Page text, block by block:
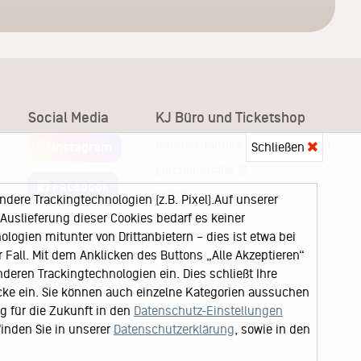
Social Media
Facebook
KJ Büro und Ticketshop
Karsten Jahnke Konzertdirektion
22767 Hamburg
Schließen
Trackingtechnologien (z.B. Pixel).Auf unserer
dieser Cookies bedarf es keiner
mitunter von Drittanbietern – dies ist etwa bei
Mit dem Anklicken des Buttons „Alle Akzeptieren“
Trackingtechnologien ein. Dies schließt Ihre
ein. Sie können auch einzelne Kategorien aussuchen
für die Zukunft in den Datenschutz-Einstellungen
Sie in unserer Datenschutzerklärung , sowie in den